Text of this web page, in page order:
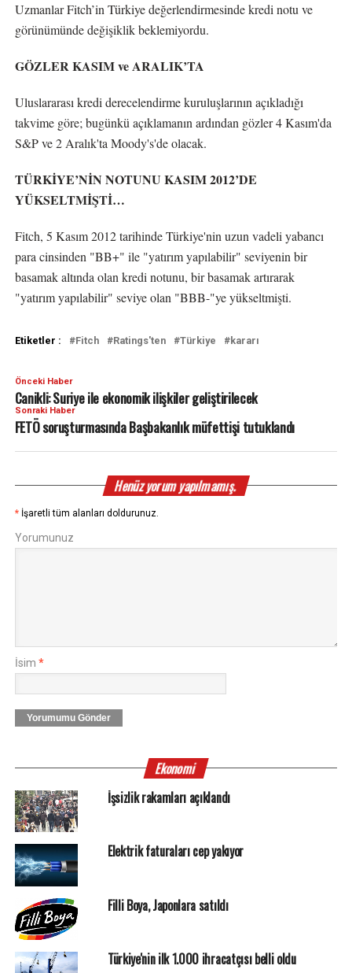
Uzmanlar Fitch’in Türkiye değerlendirmesinde kredi notu ve
görünümünde değişiklik beklemiyordu.
GÖZLER KASIM ve ARALIK’TA
Uluslararası kredi derecelendirme kuruluşlarının açıkladığı
takvime göre; bugünkü açıklamanın ardından gözler 4 Kasım'da
S&P ve 2 Aralık'ta Moody's'de olacak.
TÜRKİYE’NİN NOTUNU KASIM 2012’DE
YÜKSELTMİŞTİ…
Fitch, 5 Kasım 2012 tarihinde Türkiye'nin uzun vadeli yabancı
para cinsinden "BB+" ile "yatırım yapılabilir" seviyenin bir
basamak altında olan kredi notunu, bir basamak artırarak
"yatırım yapılabilir" seviye olan "BBB-"ye yükseltmişti.
Etiketler : Fitch Ratings'ten Türkiye kararı
Önceki Haber
Canikli: Suriye ile ekonomik ilişkiler geliştirilecek
Sonraki Haber
FETÖ soruşturmasında Başbakanlık müfettişi tutuklandı
Henüz yorum yapılmamış.
* İşaretli tüm alanları doldurunuz.
Yorumunuz
İsim *
Yorumumu Gönder
Ekonomi
İşsizlik rakamları açıklandı
Elektrik faturaları cep yakıyor
Filli Boya, Japonlara satıldı
Türkiye'nin ilk 1.000 ihracatçısı belli oldu